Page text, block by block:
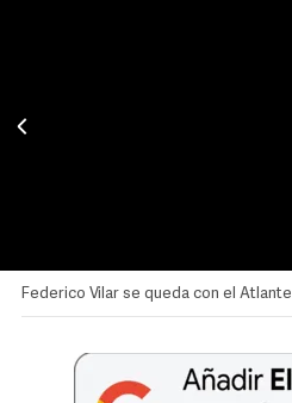
Federico Vilar se queda con el Atlante